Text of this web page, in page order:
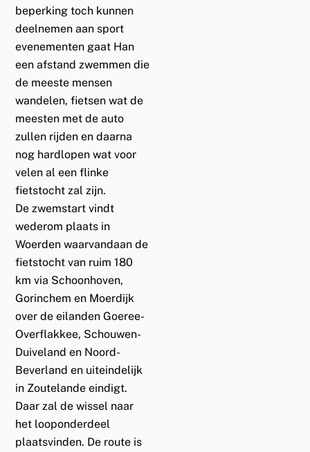
beperking toch kunnen
deelnemen aan sport
evenementen gaat Han
een afstand zwemmen die
de meeste mensen
wandelen, fietsen wat de
meesten met de auto
zullen rijden en daarna
nog hardlopen wat voor
velen al een flinke
fietstocht zal zijn.
De zwemstart vindt
wederom plaats in
Woerden waarvandaan de
fietstocht van ruim 180
km via Schoonhoven,
Gorinchem en Moerdijk
over de eilanden Goeree-
Overflakkee, Schouwen-
Duiveland en Noord-
Beverland en uiteindelijk
in Zoutelande eindigt.
Daar zal de wissel naar
het looponderdeel
plaatsvinden. De route is